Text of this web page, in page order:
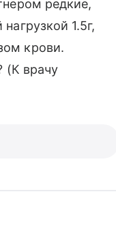
редкие,
1.5г,
крови.
(К врачу